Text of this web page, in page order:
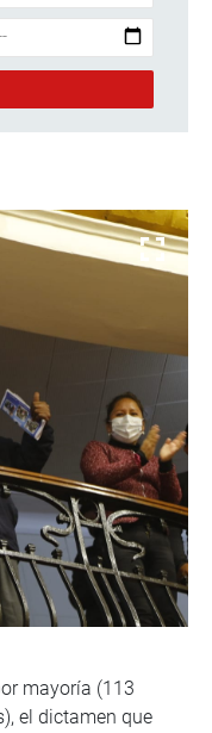
mayoría (113
el dictamen que